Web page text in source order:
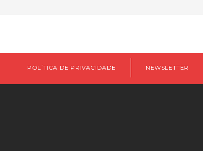
POLÍTICA DE PRIVACIDADE NEWSLETTER